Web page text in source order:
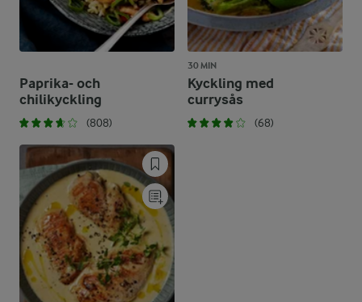
Paprika- och
chilikyckling
(808)
30 MIN
Kyckling med
currysås
(68)